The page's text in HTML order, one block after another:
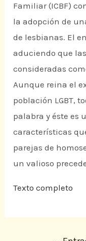
Familiar (ICBF)
la adopción de
de lesbianas. El
aduciendo que
consideradas
Aunque reina el
población LGBT,
palabra y éste es
características
parejas de
un valioso
Texto completo